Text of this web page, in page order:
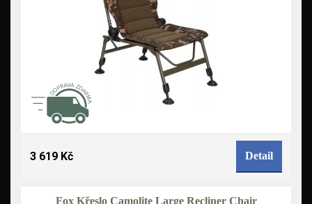
3 619 Kč Detail
Fox Křeslo Camolite Large Recliner Chair